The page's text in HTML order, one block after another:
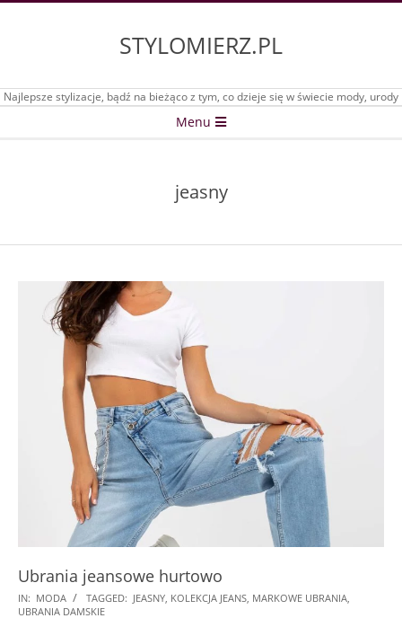
STYLOMIERZ.PL
Najlepsze stylizacje, bądź na bieżąco z tym, co dzieje się w świecie mody, urody
Menu
jeasny
Ubrania jeansowe hurtowo
2024-
10-
IN: MODA TAGGED: JEASNY KOLEKCJA JEANS MARKOWE UBRANIA
UBRANIA DAMSKIE